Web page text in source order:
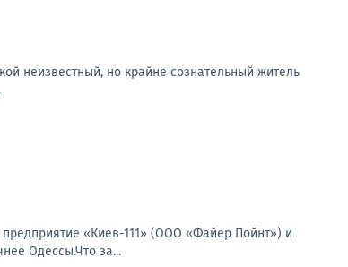
неизвестный, но крайне сознательный житель
«Киев-111» (ООО «Файер Пойнт») и
Одессы.Что за...